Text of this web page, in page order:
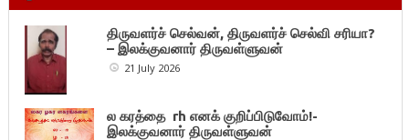
திருவளர்ச் செல்வன், திருவளர்ச் செல்வி சரியா?
– இலக்குவனார் திருவள்ளுவன்
21 July 2026
ல கரத்தை rh எனக் குறிப்பிடுவோம்!-
இலக்குவனார் திருவள்ளுவன்